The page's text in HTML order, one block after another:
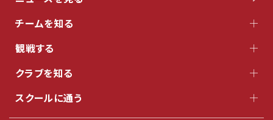
チームを知る
観戦する
クラブを知る
スクールに通う